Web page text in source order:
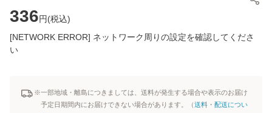
336円(税込)
[NETWORK ERROR] ネットワーク周りの設定を確認してくださ
い
※一部地域・離島につきましては、送料が発生する場合や表示のお届け
予定日期間内にお届けできない場合があります。（送料・配送につい